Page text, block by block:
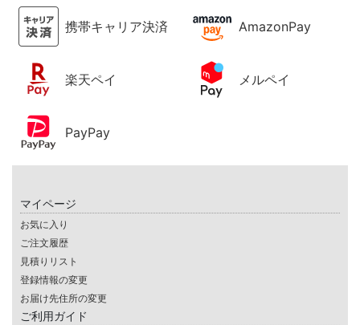
携帯キャリア決済 AmazonPay
楽天ペイ メルペイ
PayPay
マイページ
お気に入り
ご注文履歴
見積りリスト
登録情報の変更
お届け先住所の変更
ご利用ガイド